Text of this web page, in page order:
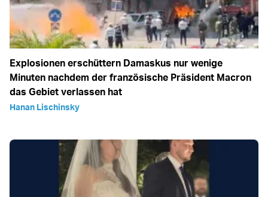
Explosionen erschüttern Damaskus nur wenige
Minuten nachdem der französische Präsident Macron
das Gebiet verlassen hat
Hanan Lischinsky